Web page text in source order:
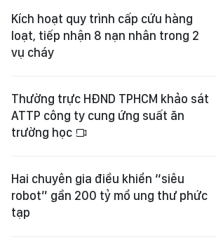
Kích hoạt quy trình cấp cứu hàng
loạt, tiếp nhận 8 nạn nhân trong 2
vụ cháy
Thường trực HĐND TPHCM khảo sát
ATTP công ty cung ứng suất ăn
trường học
Hai chuyên gia điều khiển “siêu
robot” gần 200 tỷ mổ ung thư phức
tạp